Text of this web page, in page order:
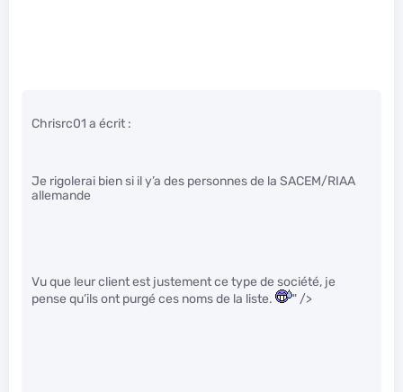
Chrisrc01 a écrit :
Je rigolerai bien si il y’a des personnes de la SACEM/RIAA
allemande
Vu que leur client est justement ce type de société, je
pense qu’ils ont purgé ces noms de la liste.
" />